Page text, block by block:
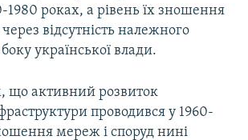
1980 роках, а рівень їх зношення
відсутність належного
української влади.
що активний розвиток
проводився у 1960-
мереж і споруд нині